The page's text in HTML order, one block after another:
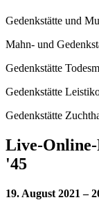
Gedenkstätte und
Mahn- und
Gedenkstätte
Gedenkstätte
Gedenkstätte
Live-
'45
19. August 2021 –